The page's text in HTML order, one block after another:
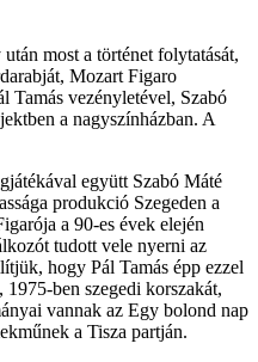
most a történet folytatását,
Mozart Figaro
Tamás vezényletével, Szabó
a nagyszínházban. A
együtt Szabó Máté
produkció Szegeden a
a 90-es évek elején
tudott vele nyerni az
hogy Pál Tamás épp ezzel
ben szegedi korszakát,
vannak az Egy bolond nap
a Tisza partján.